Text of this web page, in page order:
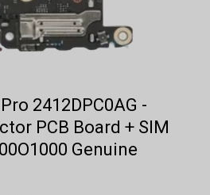
2412DPC0AG -
PCB Board + SIM
Genuine